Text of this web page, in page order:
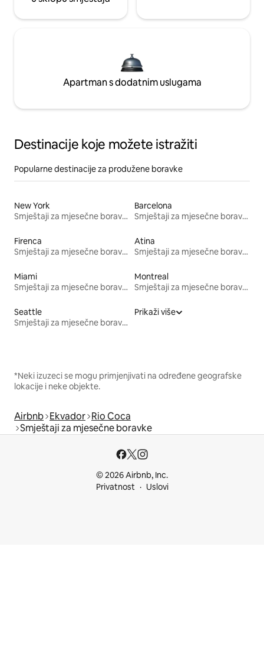
Apartman s dodatnim uslugama
Destinacije koje možete istražiti
Popularne destinacije za produžene boravke
New York
Smještaji za mjesečne boravke
Barcelona
Smještaji za mjesečne boravke
Firenca
Smještaji za mjesečne boravke
Atina
Smještaji za mjesečne boravke
Miami
Smještaji za mjesečne boravke
Montreal
Smještaji za mjesečne boravke
Seattle
Smještaji za mjesečne boravke
Prikaži više
*Neki izuzeci se mogu primjenjivati na određene geografske
lokacije i neke objekte.
Airbnb Ekvador Rio Coca
Smještaji za mjesečne boravke
© 2026 Airbnb, Inc.
Privatnost
Uslovi